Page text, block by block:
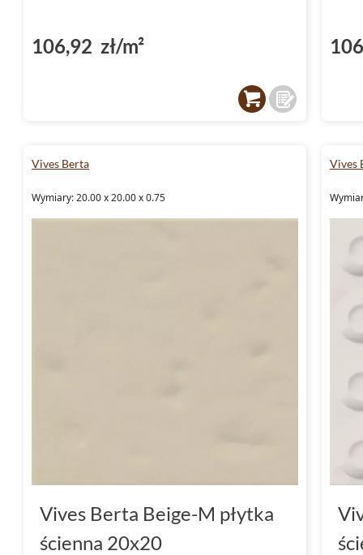
106,92 zł/m²
Vives Berta
Wymiary: 20.00 x 20.00 x 0.75
Vives Berta Beige-M płytka
ścienna 20x20
Vives